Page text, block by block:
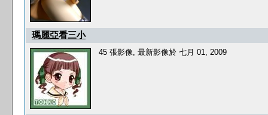
瑪麗亞看三小
45 張影像, 最新影像於 七月 01, 2009